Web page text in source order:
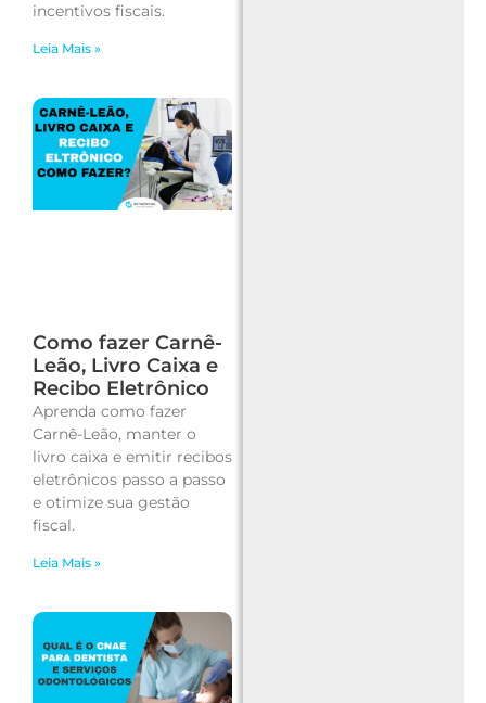
incentivos fiscais.
Leia Mais »
Como fazer Carnê-
Leão, Livro Caixa e
Recibo Eletrônico
Aprenda como fazer
Carnê-Leão, manter o
livro caixa e emitir recibos
eletrônicos passo a passo
e otimize sua gestão
fiscal.
Leia Mais »